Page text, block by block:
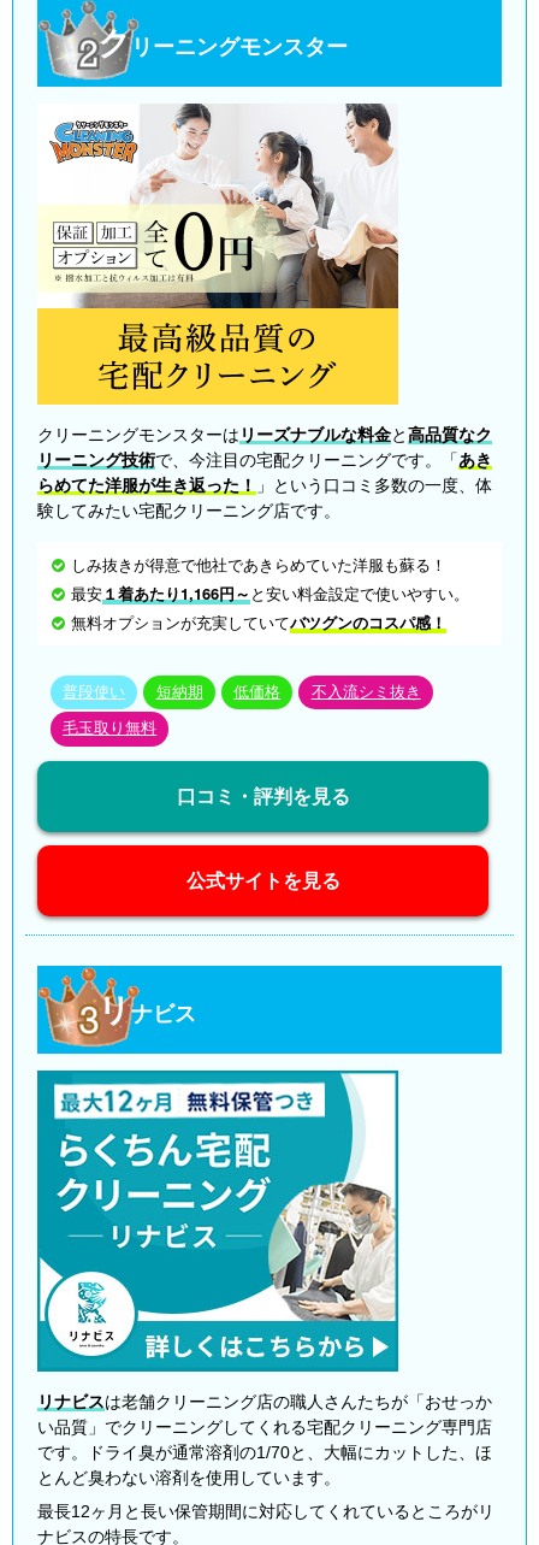
クリーニングモンスター
クリーニングモンスターは リーズナブルな料金と高品質なク
リーニング技術で、今注目の宅配クリーニングです。「あき
らめてた洋服が生き返った！
」という口コミ多数の一度、体
験してみたい宅配クリーニング店です。
しみ抜きが得意で他社であきらめていた洋服も蘇る！
最安１着あたり1,166円～ と安い料金設定で使いやすい。
無料オプションが充実していてバツグンのコスパ感！
普段使い 短納期 低価格 不入流シミ抜き
毛玉取り無料
口コミ・評判を見る
公式サイトを見る
リナビス
リナビスは老舗クリーニング店の職人さんたちが「おせっか
い品質」でクリーニングしてくれる宅配クリーニング専門店
です。ドライ臭が通常溶剤の1/70と、大幅にカットした、ほ
とんど臭わない溶剤を使用しています。
最長12ヶ月と長い保管期間に対応してくれているところがリ
ナビスの特長です。